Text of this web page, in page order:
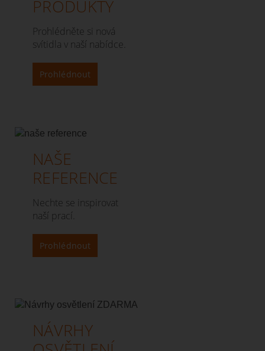
PRODUKTY
Prohlédněte si nová
svítidla v naší nabídce.
Prohlédnout
NAŠE
REFERENCE
Nechte se inspirovat
naší prací.
Prohlédnout
NÁVRHY